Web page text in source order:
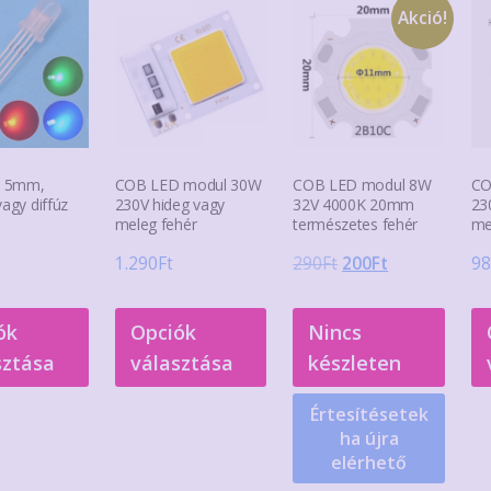
5mm,
diffúz
Ennek
terméknek
több
COB LED modul 30W
230V hideg vagy
meleg fehér
1.290Ft
Opciók
választása
Ennek
terméknek
több
variációja
Akció!
COB LED modul 8W
32V 4000K 20mm
természetes fehér
290Ft Original
was:
290Ft.
200Ft
200Ft.
Nincs
készleten
Értesítésetek
ha újra
elérhető